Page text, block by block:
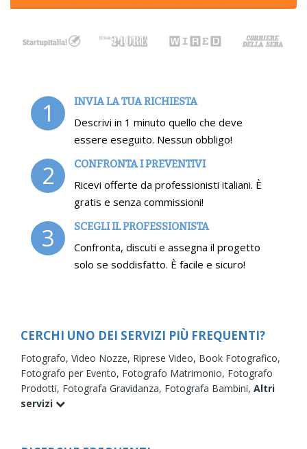
1 INVIA LA TUA RICHIESTA
Descrivi in 1 minuto quello che deve
essere eseguito. Nessun obbligo!
2 CONFRONTA I PREVENTIVI
Ricevi offerte da professionisti italiani. È
gratis e senza commissioni!
3 SCEGLI IL PROFESSIONISTA
Confronta, discuti e assegna il progetto
solo se soddisfatto. È facile e sicuro!
CERCHI UNO DEI SERVIZI PIÙ FREQUENTI?
Fotografo, Video Nozze, Riprese Video, Book Fotografico,
Fotografo per Evento, Fotografo Matrimonio, Fotografo
Prodotti, Fotografa Gravidanza, Fotografa Bambini, Altri
servizi